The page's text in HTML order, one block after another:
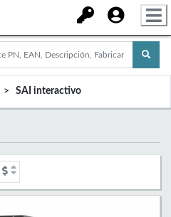
SAI interactivo